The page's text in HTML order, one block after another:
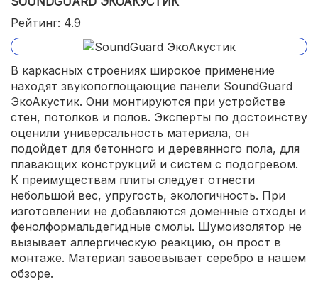
Рейтинг: 4.9
В каркасных строениях широкое применение
находят звукопоглощающие панели SoundGuard
ЭкоАкустик. Они монтируются при устройстве
стен, потолков и полов. Эксперты по достоинству
оценили универсальность материала, он
подойдет для бетонного и деревянного пола, для
плавающих конструкций и систем с подогревом.
К преимуществам плиты следует отнести
небольшой вес, упругость, экологичность. При
изготовлении не добавляются доменные отходы и
фенолформальдегидные смолы. Шумоизолятор не
вызывает аллергическую реакцию, он прост в
монтаже. Материал завоевывает серебро в нашем
обзоре.